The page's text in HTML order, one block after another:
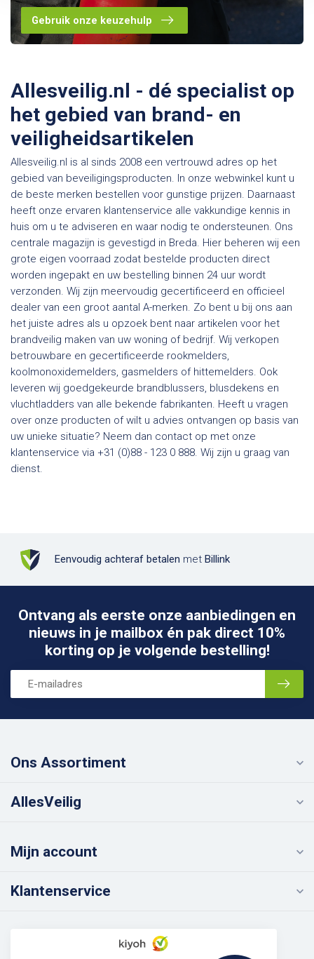
Gebruik onze keuzehulp
Allesveilig.nl - dé specialist op
het gebied van brand- en
veiligheidsartikelen
Allesveilig.nl is al sinds 2008 een vertrouwd adres op het
gebied van beveiligingsproducten. In onze webwinkel kunt u
de beste merken bestellen voor gunstige prijzen. Daarnaast
heeft onze ervaren klantenservice alle vakkundige kennis in
huis om u te adviseren en waar nodig te ondersteunen. Ons
centrale magazijn is gevestigd in Breda. Hier beheren wij een
grote eigen voorraad zodat bestelde producten direct
worden ingepakt en uw bestelling binnen 24 uur wordt
verzonden. Wij zijn meervoudig gecertificeerd en officieel
dealer van een groot aantal A-merken. Zo bent u bij ons aan
het juiste adres als u opzoek bent naar artikelen voor het
brandveilig maken van uw woning of bedrijf. Wij verkopen
betrouwbare en gecertificeerde rookmelders,
koolmonoxidemelders, gasmelders of hittemelders. Ook
leveren wij goedgekeurde brandblussers, blusdekens en
vluchtladders van alle bekende fabrikanten. Heeft u vragen
over onze producten of wilt u advies ontvangen op basis van
uw unieke situatie? Neem dan contact op met onze
klantenservice via +31 (0)88 - 123 0 888. Wij zijn u graag van
dienst.
Eenvoudig achteraf betalen met Billink
Ontvang als eerste onze aanbiedingen en
nieuws in je mailbox én pak direct 10%
korting op je volgende bestelling!
Ons Assortiment
AllesVeilig
Mijn account
Klantenservice